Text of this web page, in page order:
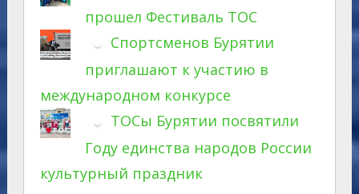
прошел Фестиваль ТОС
Спортсменов Бурятии
приглашают к участию в
международном конкурсе
ТОСы Бурятии посвятили
Году единства народов России
культурный праздник